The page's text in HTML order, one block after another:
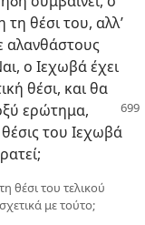
θέσι του, αλλ’
αλανθάστους
ο Ιεχωβά έχει
θέσι, και θα
ερώτημα,
θέσις του Ιεχωβά
θέσι του τελικού
με τούτο;